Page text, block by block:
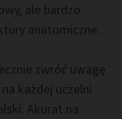
ale bardzo
anatomiczne.
zwróć uwagę
każdej uczelni
Akurat na